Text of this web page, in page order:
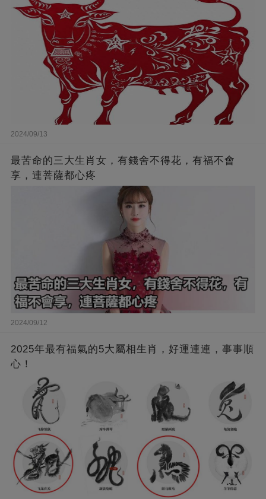
2024/09/13
最苦命的三大生肖女，有錢舍不得花，有福不會
享，連菩薩都心疼
2024/09/12
2025年最有福氣的5大屬相生肖，好運連連，事事順
心！